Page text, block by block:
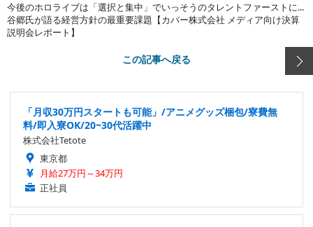
今後のホロライブは「選択と集中」でいっそうのタレントファーストに...
谷郷氏が語る経営方針の最重要課題【カバー株式会社 メディア向け決算
説明会レポート】
この記事へ戻る
「月収30万円スタートも可能」/アニメグッズ梱包/寮費無
料/即入寮OK/20~30代活躍中
株式会社Tetote
東京都
月給27万円～34万円
正社員